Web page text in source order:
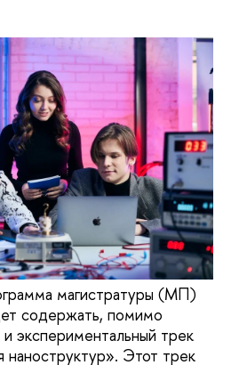
магистратуры (МП)
содержать, помимо
экспериментальный трек
наноструктур». Этот трек